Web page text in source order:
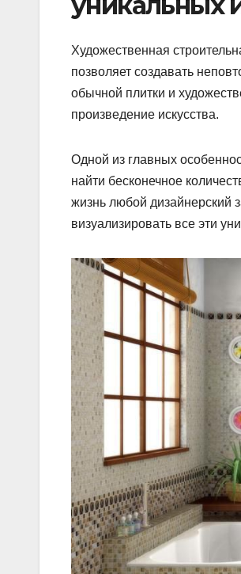
Художественная
позволяет создавать
обычной плитки и
произведение искусства.​
Одной из главных
найти бесконечное
жизнь любой дизайнерский
визуализировать все эти